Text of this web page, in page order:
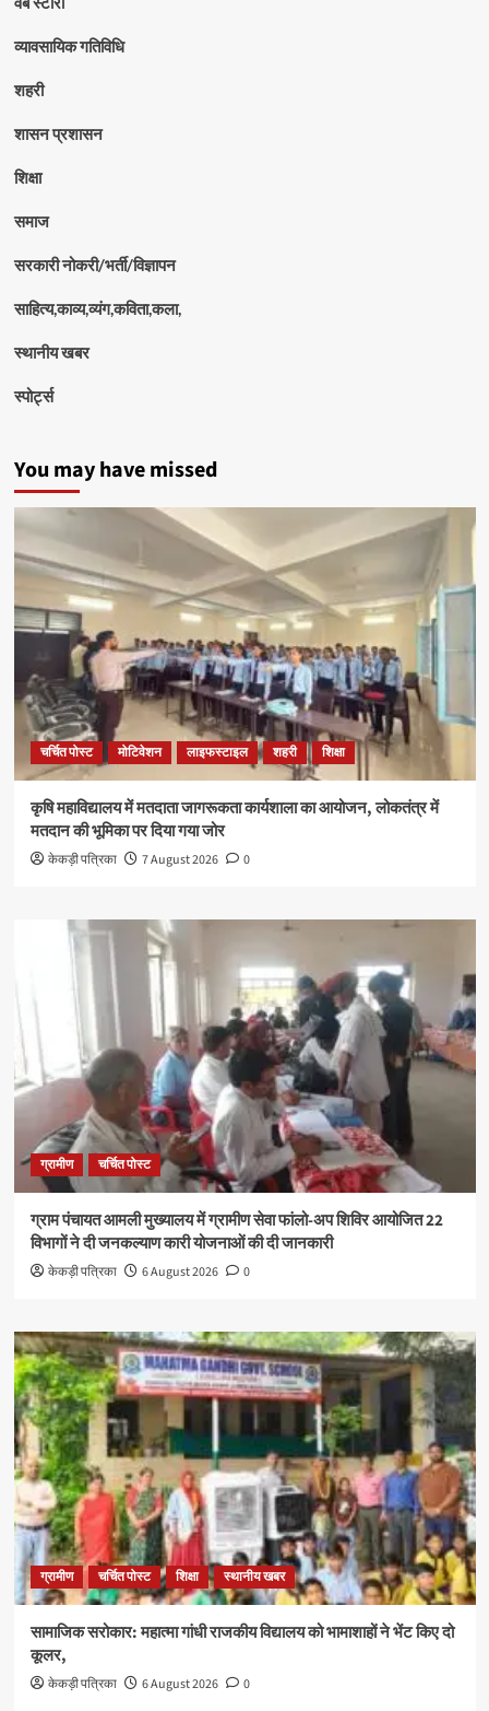
व्यावसायिक गतिविधि
शहरी
शासन प्रशासन
शिक्षा
समाज
सरकारी नोकरी/भर्ती/विज्ञापन
साहित्य,काव्य,व्यंग,कविता,कला,
स्थानीय खबर
स्पोर्ट्स
You may have missed
चर्चित पोस्ट मोटिवेशन लाइफस्टाइल शहरी शिक्षा
कृषि महाविद्यालय में मतदाता जागरूकता कार्यशाला का आयोजन, लोकतंत्र में
मतदान की भूमिका पर दिया गया जोर
केकड़ी पत्रिका 7 August 2026 0
ग्रामीण चर्चित पोस्ट
ग्राम पंचायत आमली मुख्यालय में ग्रामीण सेवा फांलो-अप शिविर आयोजित 22
विभागों ने दी जनकल्याण कारी योजनाओं की दी जानकारी
केकड़ी पत्रिका 6 August 2026 0
ग्रामीण चर्चित पोस्ट शिक्षा स्थानीय खबर
सामाजिक सरोकार: महात्मा गांधी राजकीय विद्यालय को भामाशाहों ने भेंट किए दो
कूलर,
केकड़ी पत्रिका 6 August 2026 0